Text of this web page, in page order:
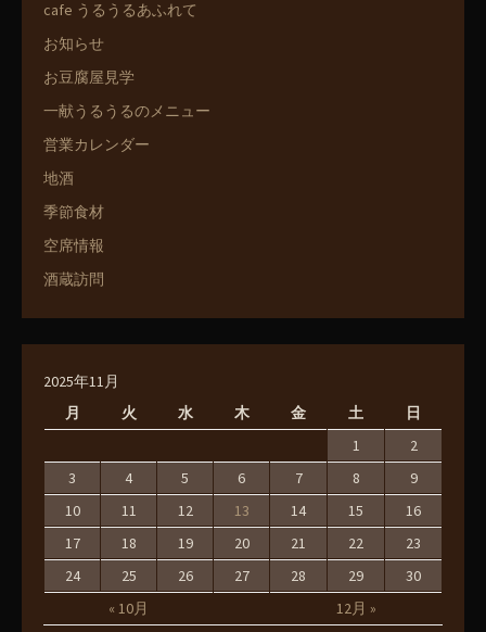
cafe うるうるあふれて
お知らせ
お豆腐屋見学
一献うるうるのメニュー
営業カレンダー
地酒
季節食材
空席情報
酒蔵訪問
2025年11月
月
火 水 木 金 土 日
« 10月 12月 »
1
2
3
4 5 6 7 8
9
10
11 12 13 14 15
16
17
18 19 20 21 22
23
24
25 26 27 28 29 30